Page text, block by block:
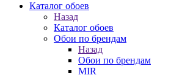
Каталог обоев
Назад
Каталог обоев
Обои по брендам
Назад
Обои по брендам
MIR